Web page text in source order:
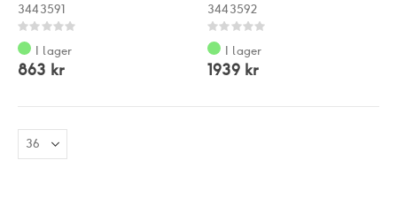
3443591
Rating:
0%
I lager
863 kr
3443592
Rating:
0%
I lager
1939 kr